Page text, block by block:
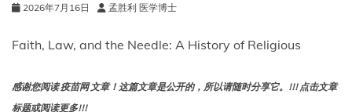
我
2026年7月16日 孟胜利 医学博士
Faith, Law, and the Needle: A History of Religious
感谢您阅读 疫苗网 文章！这篇文章是公开的，所以请随时分享它。!!! 点击文章
标题或阅读更多!!!